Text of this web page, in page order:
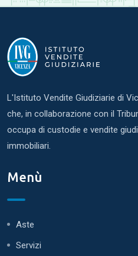
L'Istituto Vendite Giudiziarie di
che, in collaborazione con il
occupa di custodie e vendite
immobiliari.
Menù
Aste
Servizi